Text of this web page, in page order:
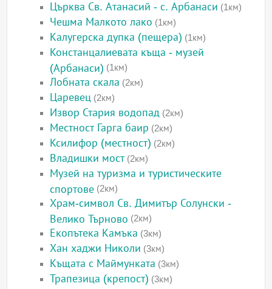
Църква Св. Атанасий - с. Арбанаси (1км)
Чешма Малкото лако (1км)
Калугерска дупка (пещера) (1км)
Констанцалиевата къща - музей
(Арбанаси) (1км)
Лобната скала (2км)
Царевец (2км)
Извор Стария водопад (2км)
Местност Гарга баир (2км)
Ксилифор (местност) (2км)
Владишки мост(2км)
Музей на туризма и туристическите
спортове (2км)
Храм-символ Св. Димитър Солунски -
Велико Търново (2км)
Екопътека Камъка (3км)
Хан хаджи Николи (3км)
Къщата с Маймунката (3км)
Трапезица (крепост) (3км)